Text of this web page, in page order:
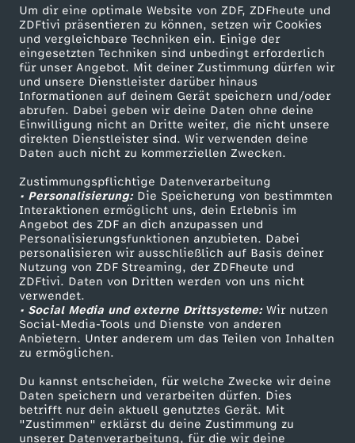
Um dir eine optimale Website von ZDF, ZDFheute und
ZDFtivi präsentieren zu können, setzen wir Cookies
und vergleichbare Techniken ein. Einige der
eingesetzten Techniken sind unbedingt erforderlich
für unser Angebot. Mit deiner Zustimmung dürfen wir
und unsere Dienstleister darüber hinaus
Informationen auf deinem Gerät speichern und/oder
abrufen. Dabei geben wir deine Daten ohne deine
Einwilligung nicht an Dritte weiter, die nicht unsere
direkten Dienstleister sind. Wir verwenden deine
Daten auch nicht zu kommerziellen Zwecken.
Zustimmungspflichtige Datenverarbeitung
• Personalisierung:Die Speicherung von bestimmten
Interaktionen ermöglicht uns, dein Erlebnis im
Angebot des ZDF an dich anzupassen und
Personalisierungsfunktionen anzubieten. Dabei
personalisieren wir ausschließlich auf Basis deiner
Nutzung von ZDF Streaming, der ZDFheute und
ZDFtivi. Daten von Dritten werden von uns nicht
verwendet.
• Social Media und externe Drittsysteme:Wir nutzen
Social-Media-Tools und Dienste von anderen
Anbietern. Unter anderem um das Teilen von Inhalten
zu ermöglichen.
Du kannst entscheiden, für welche Zwecke wir deine
Daten speichern und verarbeiten dürfen. Dies
betrifft nur dein aktuell genutztes Gerät. Mit
"Zustimmen" erklärst du deine Zustimmung zu
unserer Datenverarbeitung, für die wir deine
r
k
a
u
f
t
-
I
s
a
b
Mehr ZDF
ZDF-Apps
Smart TV
ZDFtext
Livestreams
Sendungen A-Z
TV-Programm
Service
ZDFmitreden
Kontakt zum ZDF
Tickets
Zuschauerservice
Hilfe
ZDF Unternehmen
Karriere
ZDF goes Schule
Werbefernsehen